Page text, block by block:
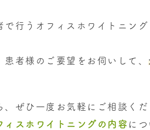
で行うオフィスホワイトニン
者様のご要望をお伺いして、
ぜひ一度お気軽にご相談くだ
ィスホワイトニングの内容 に